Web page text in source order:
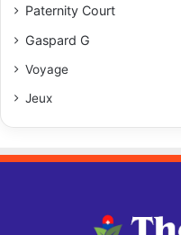
Paternity Court
Gaspard G
Voyage
Jeux